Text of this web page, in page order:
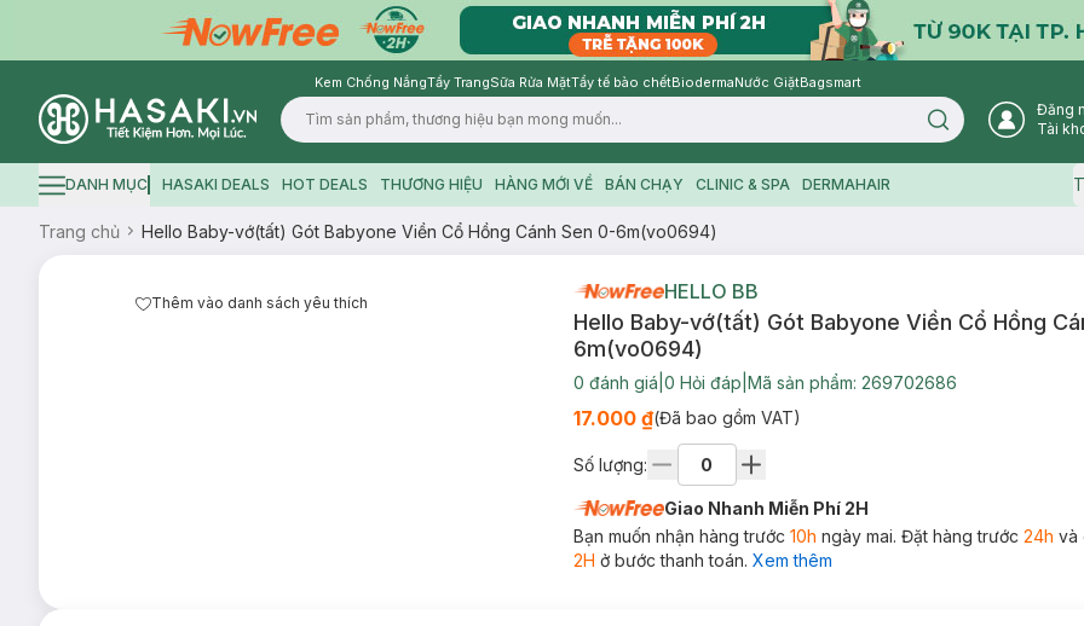
Kem Chống NắngTẩy TrangSữa Rửa MặtTẩy tế bào chếtBiodermaNước GiặtBagsmart
Logo
Search icon
Đăng
Tài
Hamburger icon
DANH MỤC HASAKI DEALS HOT DEALS THƯƠNG HIỆU HÀNG MỚI VỀ BÁN CHẠY CLINIC & SPA DERMAHAIR
Trang chủ Hello Baby-vớ(tất) Gót Babyone Viền Cổ Hồng Cánh Sen 0-6m(vo0694)
Thêm vào danh sách yêu thích HELLO BB
Hello Baby-vớ(tất) Gót Babyone Viền Cổ Hồng
6m(vo0694)
0 đánh giá 0 Hỏi đáp Mã sản phẩm: 269702686
17.000 ₫(Đã bao gồm VAT)
Số lượng:
Giao Nhanh Miễn Phí 2H
Bạn muốn nhận hàng trước 10h ngày mai. Đặt hàng trước 24h và
2H ở bước thanh toán. Xem thêm